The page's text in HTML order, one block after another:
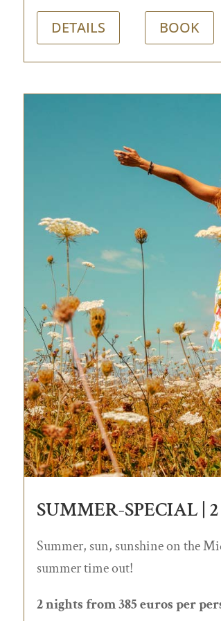
DETAILS BOOK
SUMMER-SPECIAL |
Summer, sun, sunshine on the
summer time out!
2 nights from 385 euros per